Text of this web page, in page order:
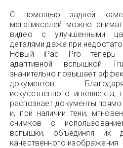
С помощью задней
мегапикселей можно
видео с улучшенными
деталями даже при
Новый iPad Pro теперь
адаптивной вспышкой
значительно повышает
документов.
искусственного
распознает документы
и, при наличии тени,
снимков с
вспышки, объединяя их
качественного изображения.